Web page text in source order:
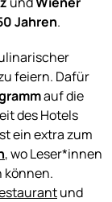
Jahren.
feiern. Dafür
auf die
des Hotels
ein extra zum
, wo Leser*innen
können.
und